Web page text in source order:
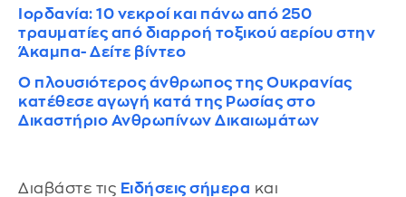
Ιορδανία: 10 νεκροί και πάνω από 250
τραυματίες από διαρροή τοξικού αερίου στην
Άκαμπα- Δείτε βίντεο
Ο πλουσιότερος άνθρωπος της Ουκρανίας
κατέθεσε αγωγή κατά της Ρωσίας στο
Δικαστήριο Ανθρωπίνων Δικαιωμάτων
Διαβάστε τις Ειδήσεις σήμερα και